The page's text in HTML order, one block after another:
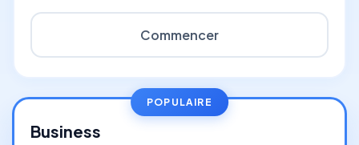
Commencer
POPULAIRE
Business